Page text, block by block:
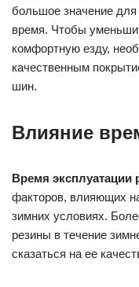
большое значение
время. Чтобы
комфортную езду,
качественным
шин.
Влияние
Время эксплуатации
факторов, влияющих
зимних условиях.
резины в течение
сказаться на ее